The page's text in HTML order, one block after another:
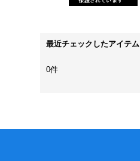
最近チェックしたアイテム
0件